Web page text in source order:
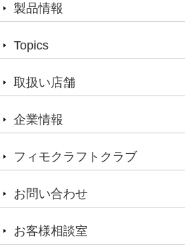
製品情報
Topics
取扱い店舗
企業情報
フィモクラフトクラブ
お問い合わせ
お客様相談室